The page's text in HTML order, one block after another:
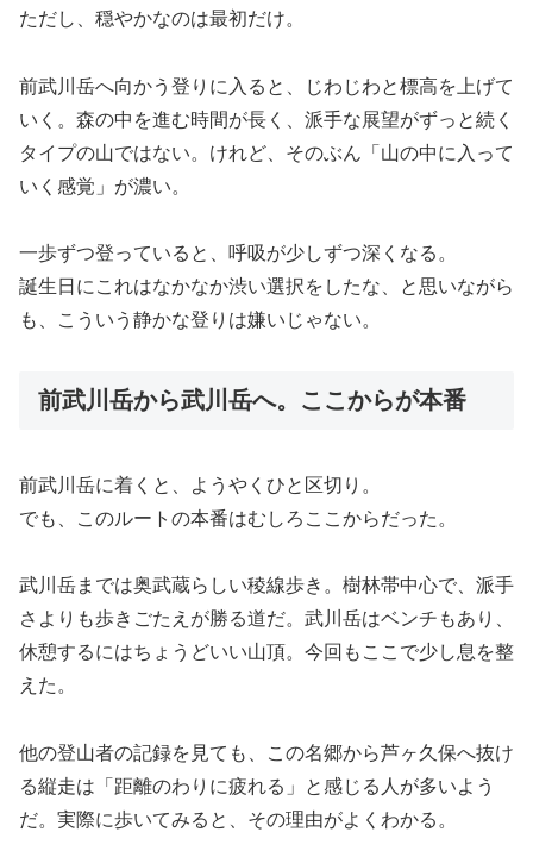
ただし、穏やかなのは最初だけ。
前武川岳へ向かう登りに入ると、じわじわと標高を上げて
いく。森の中を進む時間が長く、派手な展望がずっと続く
タイプの山ではない。けれど、そのぶん「山の中に入って
いく感覚」が濃い。
一歩ずつ登っていると、呼吸が少しずつ深くなる。
誕生日にこれはなかなか渋い選択をしたな、と思いながら
も、こういう静かな登りは嫌いじゃない。
前武川岳から武川岳へ。ここからが本番
前武川岳に着くと、ようやくひと区切り。
でも、このルートの本番はむしろここからだった。
武川岳までは奥武蔵らしい稜線歩き。樹林帯中心で、派手
さよりも歩きごたえが勝る道だ。武川岳はベンチもあり、
休憩するにはちょうどいい山頂。今回もここで少し息を整
えた。
他の登山者の記録を見ても、この名郷から芦ヶ久保へ抜け
る縦走は「距離のわりに疲れる」と感じる人が多いよう
だ。実際に歩いてみると、その理由がよくわかる。